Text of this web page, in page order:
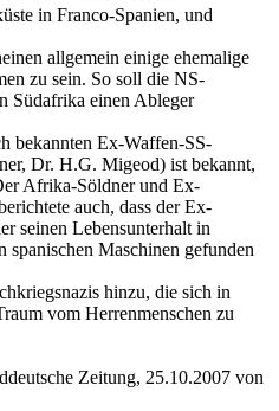
in Franco-Spanien, und
allgemein einige ehemalige
zu sein. So soll die NS-
Südafrika einen Ableger
bekannten Ex-Waffen-SS-
Dr. H.G. Migeod) ist bekannt,
Afrika-Söldner und Ex-
auch, dass der Ex-
seinen Lebensunterhalt in
Maschinen gefunden
hinzu, die sich in
vom Herrenmenschen zu
Zeitung, 25.10.2007 von